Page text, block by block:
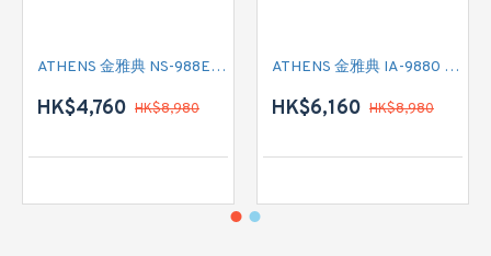
ATHENS 金雅典 NS-988EH 標準抽油煙機
HK$4,760 HK$8,980
ATHENS 金雅典 IA-9880 煙囪式抽油煙機
HK$6,160 HK$8,980